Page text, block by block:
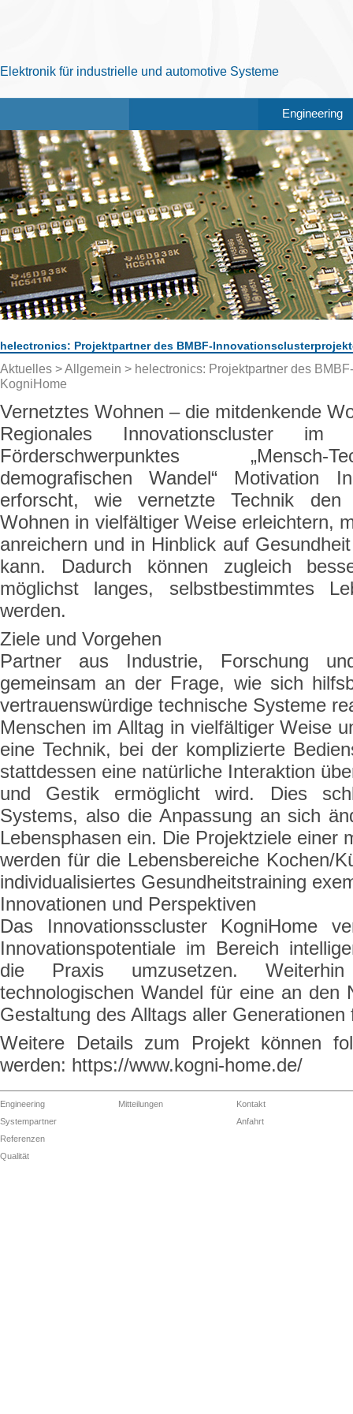
Elektronik für industrielle und automotive Systeme
Engineering
helectronics: Projektpartner des BMBF-
Aktuelles >Allgemein > helectronics: Projektpartner des
KogniHome
Vernetztes Wohnen – die mitdenkende
Regionales Innovationscluster
Förderschwerpunktes „Mensch-
demografischen Wandel“ Motivation
erforscht, wie vernetzte Technik den
Wohnen in vielfältiger Weise erleichtern,
anreichern und in Hinblick auf
kann. Dadurch können zugleich
möglichst langes, selbstbestimmtes
werden.
Ziele und Vorgehen
Partner aus Industrie, Forschung
gemeinsam an der Frage, wie sich
vertrauenswürdige technische Systeme
Menschen im Alltag in vielfältiger Weise
eine Technik, bei der komplizierte
stattdessen eine natürliche Interaktion
und Gestik ermöglicht wird. Dies
Systems, also die Anpassung an sich
Lebensphasen ein. Die Projektziele einer
werden für die Lebensbereiche Kochen/
individualisiertes Gesundheitstraining
Innovationen und Perspektiven
Das Innovationsscluster KogniHome
Innovationspotentiale im Bereich
die Praxis umzusetzen.
technologischen Wandel für eine an den
Gestaltung des Alltags aller
Weitere Details zum Projekt können
werden: https://www.kogni-home.de/
Engineering
Systempartner
Referenzen
Qualität
Mitteilungen
Kontakt
Anfahrt